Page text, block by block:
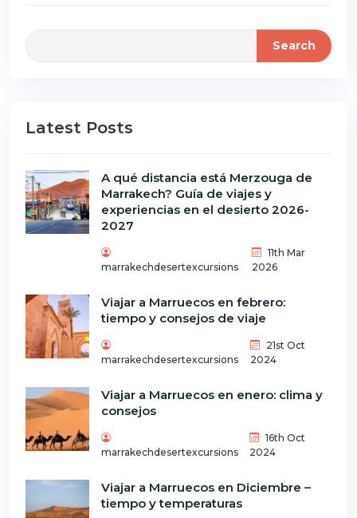
Search
Latest Posts
A qué distancia está Merzouga de
Marrakech? Guía de viajes y
experiencias en el desierto 2026-
2027
marrakechdesertexcursions
11th Mar
2026
Viajar a Marruecos en febrero:
tiempo y consejos de viaje
marrakechdesertexcursions
21st Oct
2024
Viajar a Marruecos en enero: clima y
consejos
marrakechdesertexcursions
16th Oct
2024
Viajar a Marruecos en Diciembre –
tiempo y temperaturas